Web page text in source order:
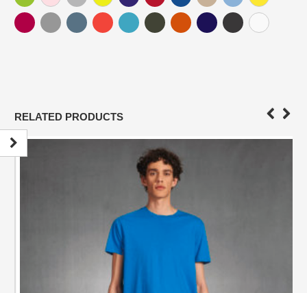
RELATED PRODUCTS